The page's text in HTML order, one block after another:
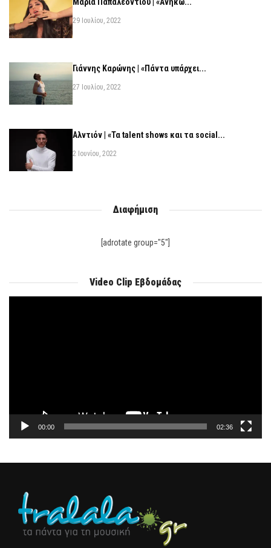
29 Ιουλίου, 2022
Γιάννης Καρώνης | «Πάντα υπάρχει...
27 Ιουλίου, 2022
Αλντιόν | «Τα talent shows και τα social...
2 Ιουνίου, 2022
Διαφήμιση
[adrotate group="5"]
Video Clip Εβδομάδας
00:00 02:36